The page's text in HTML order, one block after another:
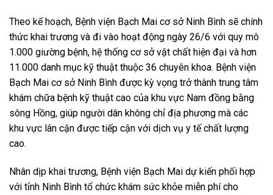
Theo kế hoạch, Bệnh viện Bạch Mai cơ sở Ninh Bình sẽ chính
thức khai trương và đi vào hoạt động ngày 26/6 với quy mô
1.000 giường bệnh, hệ thống cơ sở vật chất hiện đại và hơn
11.000 danh mục kỹ thuật thuộc 36 chuyên khoa. Bệnh viện
Bạch Mai cơ sở Ninh Bình được kỳ vọng trở thành trung tâm
khám chữa bệnh kỹ thuật cao của khu vực Nam đồng bằng
sông Hồng, giúp người dân không chỉ địa phương mà các
khu vực lân cận được tiếp cận với dịch vụ y tế chất lượng
cao.
Nhân dịp khai trương, Bệnh viện Bạch Mai dự kiến phối hợp
với tỉnh Ninh Bình tổ chức khám sức khỏe miễn phí cho